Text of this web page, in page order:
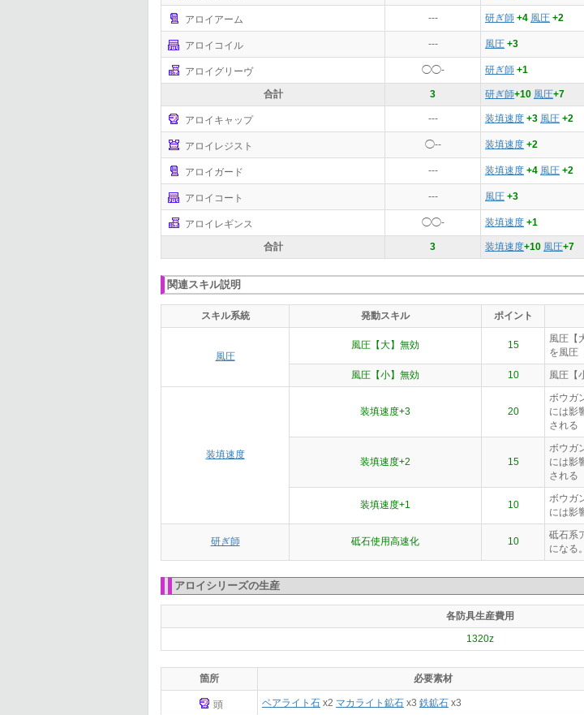
アロイアーム --- 研ぎ師 +4 風圧 +2
アロイコイル --- 風圧 +3
アロイグリーヴ ◯◯- 研ぎ師 +1
合計 3 研ぎ師+10 風圧+7
アロイキャップ --- 装填速度 +3 風圧 +2
アロイレジスト ◯-- 装填速度 +2
アロイガード --- 装填速度 +4 風圧 +2
アロイコート --- 風圧 +3
アロイレギンス ◯◯- 装填速度 +1
合計 3 装填速度+10 風圧+7
関連スキル説明
スキル系統 発動スキル ポイント
風圧
風圧【大】無効 15
風圧【
を風圧
風圧【小】無効
10 風圧【
装填速度
装填速度+3 20
ボウガ
には影
される
装填速度+2 15
ボウガ
には影
される
装填速度+1 10
ボウガ
には影
研ぎ師 砥石使用高速化 10
砥石系
になる。
アロイシリーズの生産
各防具生産費用
1320z
箇所 必要素材
頭 ベアライト石 x2 マカライト鉱石 x3 鉄鉱石 x3